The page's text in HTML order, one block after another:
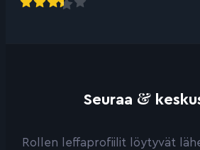
Seuraa &
Rollen leffaprofiilit löytyvät